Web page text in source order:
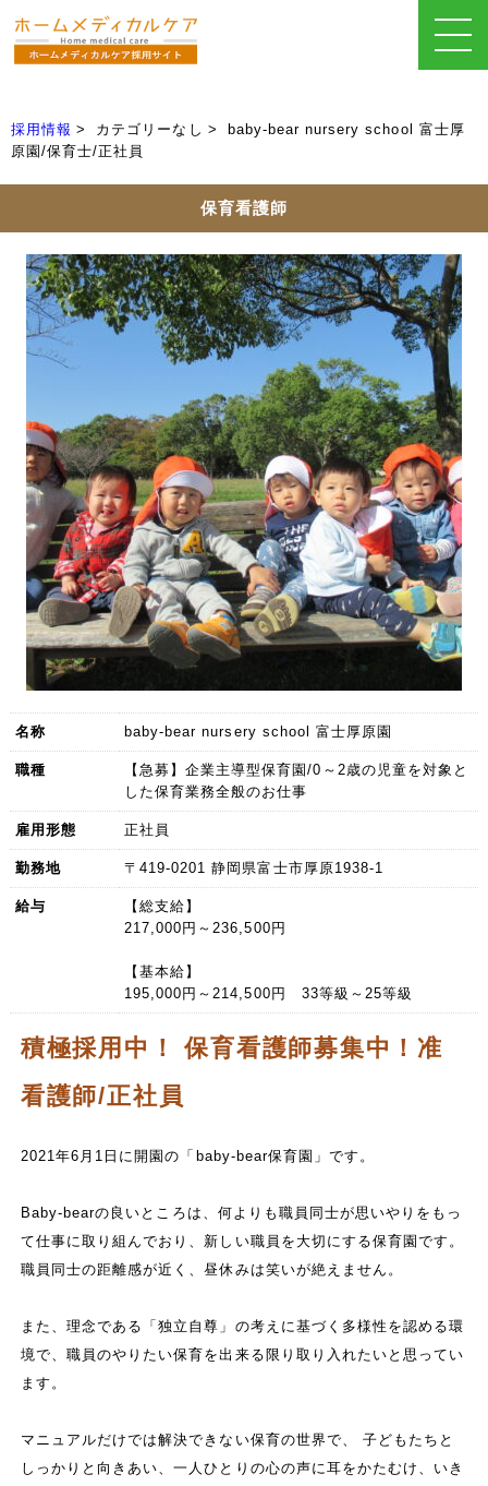
採用情報 カテゴリーなし
baby-bear nursery school 富士厚
原園/保育士/正社員
保育看護師
名称 baby-bear nursery school 富士厚原園
職種
【急募】企業主導型保育園/0～2歳の児童を対象と
した保育業務全般のお仕事
雇用形態 正社員
勤務地 〒419-0201 静岡県富士市厚原1938-1
給与
【総支給】
217,000円～236,500円
【基本給】
195,000円～214,500円 33等級～25等級
積極採用中！ 保育看護師募集中！准
看護師/正社員
2021年6月1日に開園の「baby-bear保育園」です。
Baby-bearの良いところは、何よりも職員同士が思いやりをもっ
て仕事に取り組んでおり、新しい職員を大切にする保育園です。
職員同士の距離感が近く、昼休みは笑いが絶えません。
また、理念である「独立自尊」の考えに基づく多様性を認める環
境で、職員のやりたい保育を出来る限り取り入れたいと思ってい
ます。
マニュアルだけでは解決できない保育の世界で、 子どもたちと
しっかりと向きあい、一人ひとりの心の声に耳をかたむけ、いき